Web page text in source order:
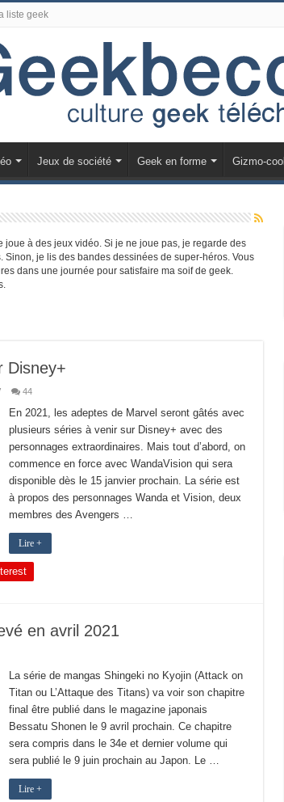
liste geek
Jeux de société Geek en forme Gizmo-cool
joue à des jeux vidéo. Si je ne joue pas, je regarde des
je lis des bandes dessinées de super-héros. Vous
dans une journée pour satisfaire ma soif de geek.
Disney+
44
En 2021, les adeptes de Marvel seront gâtés avec
plusieurs séries à venir sur Disney+ avec des
personnages extraordinaires. Mais tout d’abord, on
commence en force avec WandaVision qui sera
disponible dès le 15 janvier prochain. La série est
à propos des personnages Wanda et Vision, deux
membres des Avengers …
Lire +
en avril 2021
La série de mangas Shingeki no Kyojin (Attack on
Titan ou L’Attaque des Titans) va voir son chapitre
final être publié dans le magazine japonais
Bessatu Shonen le 9 avril prochain. Ce chapitre
sera compris dans le 34e et dernier volume qui
sera publié le 9 juin prochain au Japon. Le …
Lire +